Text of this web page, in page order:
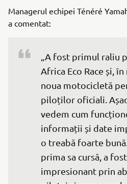
Managerul echipei Ténéré
a comentat:
„A fost primul raliu
Africa Eco Race și,
noua motocicletă
piloților oficiali.
vedem cum
informații și date
o treabă foarte
prima sa cursă, a
impresionant prin